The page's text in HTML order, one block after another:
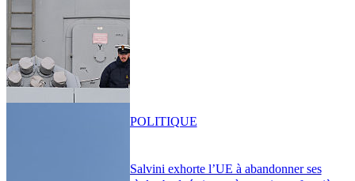
Salvini exhorte l’UE à abandonner ses
POLITIQUE